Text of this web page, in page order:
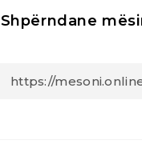
Shpërndane